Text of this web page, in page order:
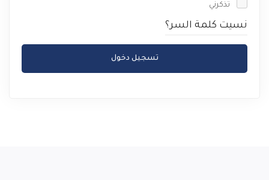
تذكرني
نسيت كلمة السر؟
تسجيل دخول